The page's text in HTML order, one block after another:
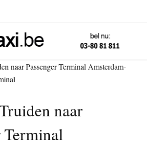
naar Passenger Terminal Amsterdam-
naar
Terminal